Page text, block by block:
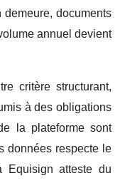
documents
annuel devient
critère structurant,
à des obligations
la plateforme sont
données respecte le
Equisign atteste du